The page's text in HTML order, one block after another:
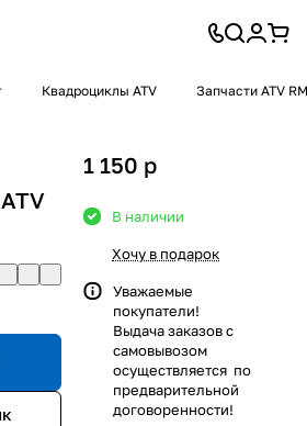
Квадроциклы ATV Запчасти ATV
1 150 p
В наличии
Хочу в подарок
Уважаемые
покупатели!
Выдача заказов с
самовывозом
осуществляется по
предварительной
договоренности!